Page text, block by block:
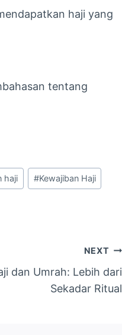
haji yang
tentang
haji #Kewajiban Haji
NEXT
dan Umrah: Lebih dari
Sekadar Ritual